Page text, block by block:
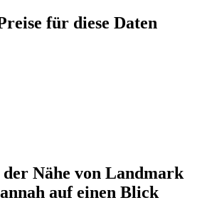
für diese Daten
Nähe von Landmark
auf einen Blick